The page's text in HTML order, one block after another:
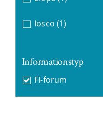
Iosco (1)
Informationstyp
FI-forum